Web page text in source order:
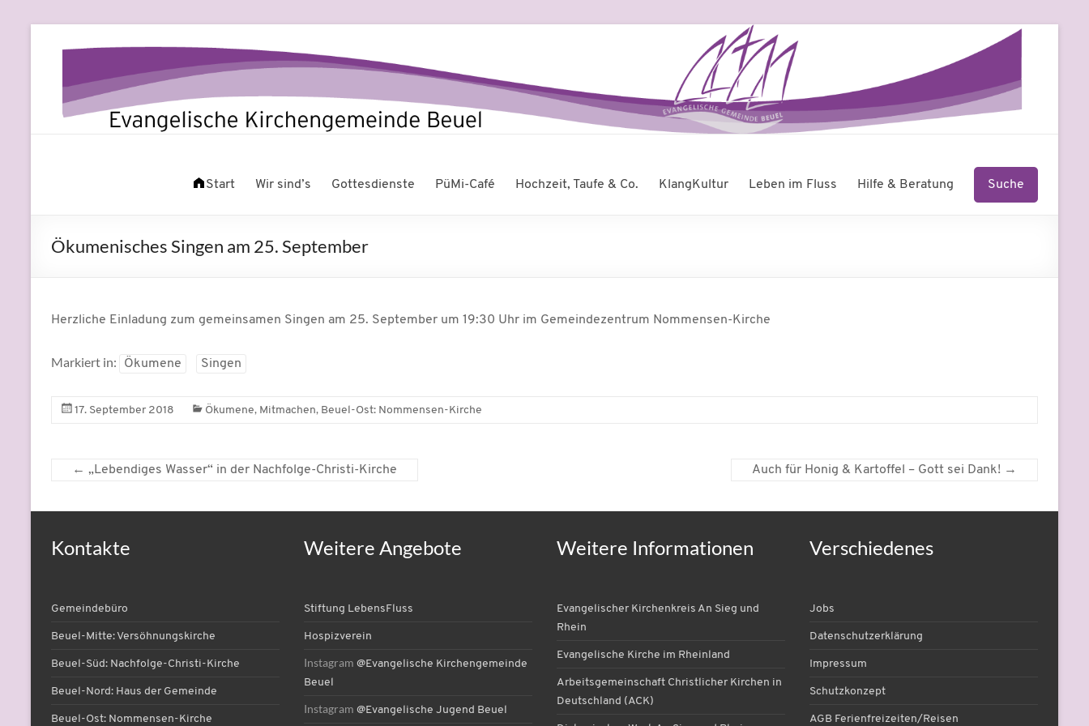
Inhalt
Evangelische
Beuel
Start Wir sind’s Gottesdienste PüMi-Café Hochzeit, Taufe & Co. KlangKultur Leben im Fluss Hilfe & Beratung Suche
Ökumenisches Singen am 25. September
Herzliche Einladung zum gemeinsamen Singen am 25. September um 19:30 Uhr im Gemeindezentrum Nommensen-Kirche
Markiert in: Ökumene Singen
17. September 2018 Ökumene, Mitmachen, Beuel-Ost: Nommensen-Kirche
← „Lebendiges Wasser“ in der Nachfolge-Christi-Kirche Auch für Honig & Kartoffel – Gott sei Dank! →
Kontakte
Gemeindebüro
Beuel-Mitte: Versöhnungskirche
Beuel-Süd: Nachfolge-Christi-Kirche
Beuel-Nord: Haus der Gemeinde
Beuel-Ost: Nommensen-Kirche
Weitere Angebote
Stiftung LebensFluss
Hospizverein
Instagram @Evangelische Kirchengemeinde
Beuel
Instagram @Evangelische Jugend Beuel
Weitere Informationen
Evangelischer Kirchenkreis An Sieg und
Rhein
Evangelische Kirche im Rheinland
Arbeitsgemeinschaft Christlicher Kirchen in
Deutschland (ACK)
Verschiedenes
Jobs
Datenschutzerklärung
Impressum
Schutzkonzept
AGB Ferienfreizeiten/Reisen